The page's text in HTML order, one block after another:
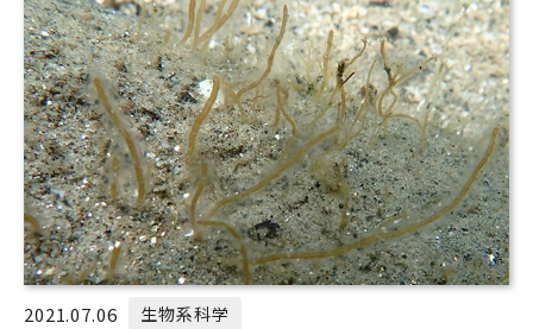
2021.07.06 生物系科学